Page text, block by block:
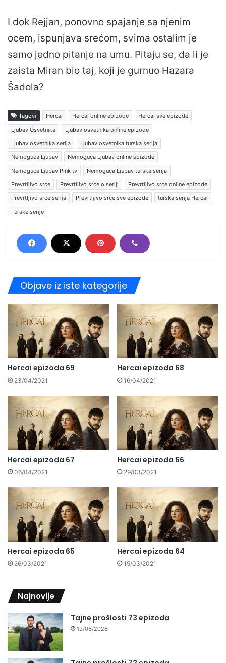
I dok Rejjan, ponovno spajanje sa njenim
ocem, ispunjava srećom, svima ostalim je
samo jedno pitanje na umu. Pitaju se, da li je
zaista Miran bio taj, koji je gurnuo Hazara
Šadola?
Tagovi Hercai Hercai online epizode
Hercai sve epizode
Ljubav Osvetnika
Ljubav osvetnika online epizode
Ljubav osvetnika serija
Ljubav osvetnika turska serija
Nemoguca Ljubav
Nemoguca Ljubav online epizode
Nemoguca Ljubav Pink tv
Nemoguca Ljubav turska serija
Prevrtljivo srce
Prevrtljivo srce o seriji
Prevrtljivo srce online epizode
Prevrtljivo srce serija
Prevrtljivo srce sve epizode
turska serija Hercai
Turske serije
Objave iz iste kategorije
Hercai epizoda 69
23/04/2021
Hercai epizoda 68
16/04/2021
Hercai epizoda 67
06/04/2021
Hercai epizoda 66
29/03/2021
Hercai epizoda 65
26/03/2021
Hercai epizoda 64
15/03/2021
Najnovije
Tajne prošlosti 73 epizoda
19/06/2026